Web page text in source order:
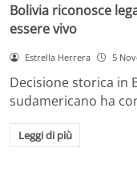
Bolivia riconosce
essere vivo
Estrella Herrera 5
Decisione storica in
sudamericano ha
Leggi di più